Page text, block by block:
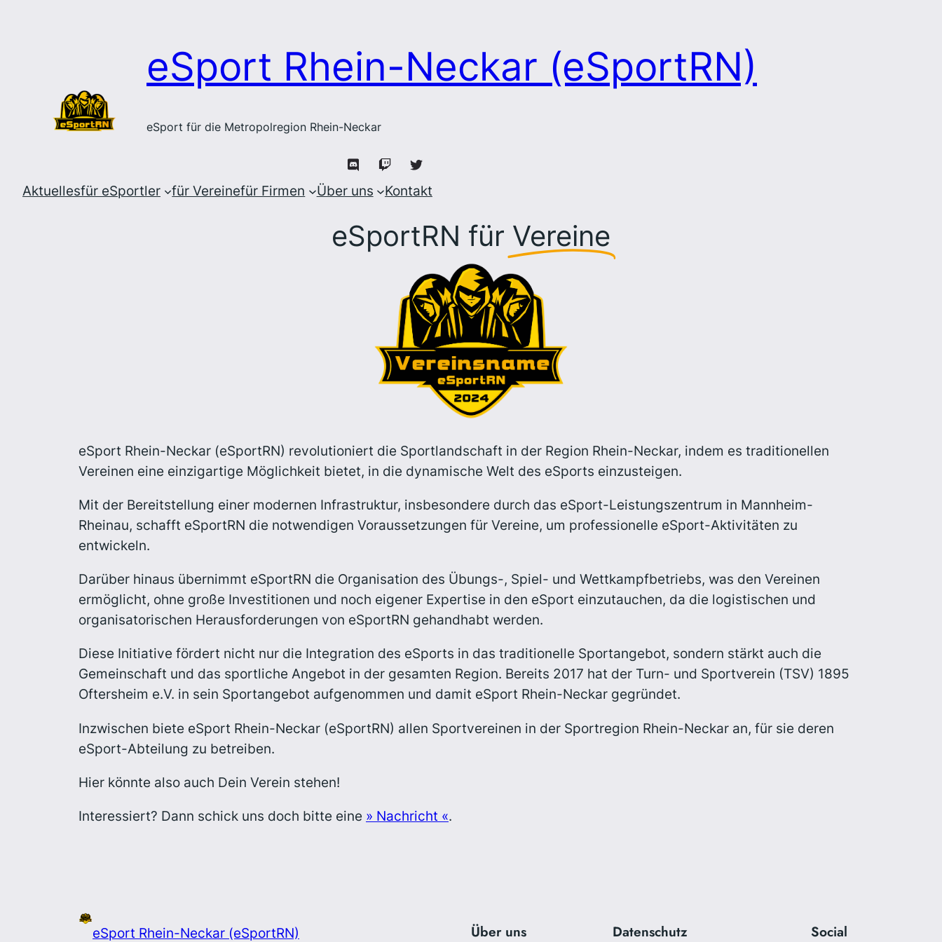
eSport Rhein-Neckar (eSportRN)
eSport für die Metropolregion Rhein-Neckar
Aktuellesfür eSportler für Vereinefür Firmen Über uns Kontakt
eSportRN für Vereine
eSport Rhein-Neckar (eSportRN) revolutioniert die Sportlandschaft in der Region Rhein-Neckar, indem es traditionellen
Vereinen eine einzigartige Möglichkeit bietet, in die dynamische Welt des eSports einzusteigen.
Mit der Bereitstellung einer modernen Infrastruktur, insbesondere durch das eSport-Leistungszentrum in Mannheim-
Rheinau, schafft eSportRN die notwendigen Voraussetzungen für Vereine, um professionelle eSport-Aktivitäten zu
entwickeln.
Darüber hinaus übernimmt eSportRN die Organisation des Übungs-, Spiel- und Wettkampfbetriebs, was den Vereinen
ermöglicht, ohne große Investitionen und noch eigener Expertise in den eSport einzutauchen, da die logistischen und
organisatorischen Herausforderungen von eSportRN gehandhabt werden.
Diese Initiative fördert nicht nur die Integration des eSports in das traditionelle Sportangebot, sondern stärkt auch die
Gemeinschaft und das sportliche Angebot in der gesamten Region. Bereits 2017 hat der Turn- und Sportverein (TSV) 1895
Oftersheim e.V. in sein Sportangebot aufgenommen und damit eSport Rhein-Neckar gegründet.
Inzwischen biete eSport Rhein-Neckar (eSportRN) allen Sportvereinen in der Sportregion Rhein-Neckar an, für sie deren
eSport-Abteilung zu betreiben.
Hier könnte also auch Dein Verein stehen!
Interessiert? Dann schick uns doch bitte eine » Nachricht «.
eSport Rhein-Neckar (eSportRN) Über uns Datenschutz Social